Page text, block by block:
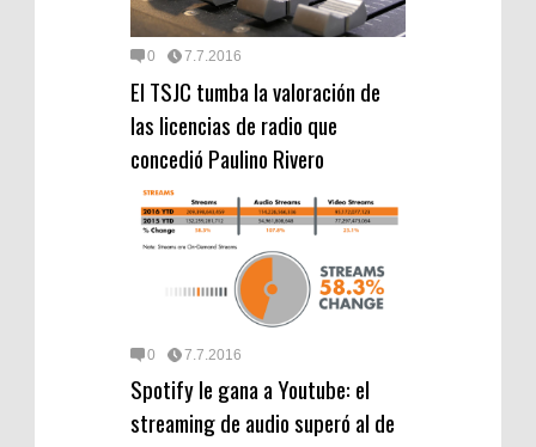
0 7.7.2016
El TSJC tumba la valoración de
las licencias de radio que
concedió Paulino Rivero
0 7.7.2016
Spotify le gana a Youtube: el
streaming de audio superó al de